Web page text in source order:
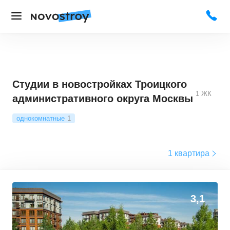
Студии в новостройках Троицкого
административного округа Москвы 1 ЖК
однокомнатные 1
1 квартира
3,1